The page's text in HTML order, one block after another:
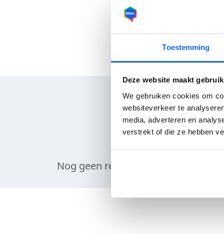
Toestemming
Deze website maakt
We gebruiken cookies om
websiteverkeer te
media, adverteren en
verstrekt of die ze hebben
Nog geen reviews